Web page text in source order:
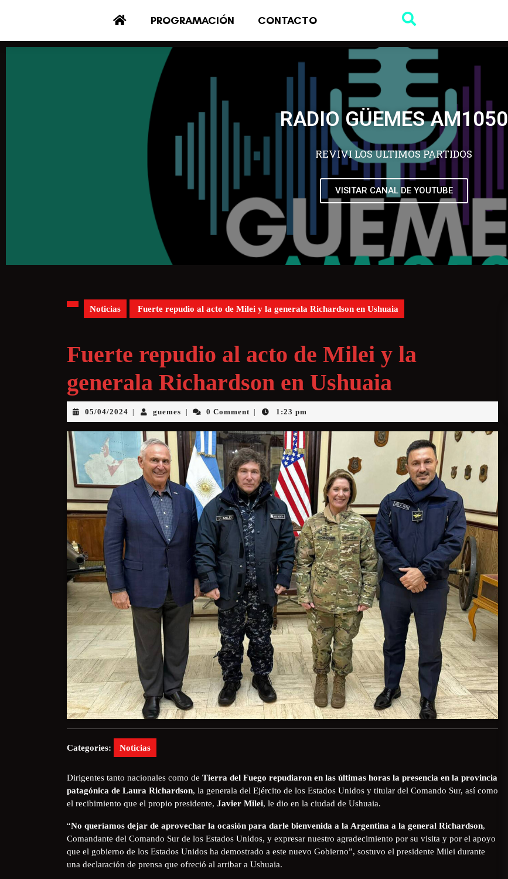
PROGRAMACIÓN CONTACTO
RADIO GÜEMES AM1050
REVIVI LOS ULTIMOS PARTIDOS
VISITAR CANAL DE YOUTUBE
Noticias Fuerte repudio al acto de Milei y la generala Richardson en Ushuaia
Fuerte repudio al acto de Milei y la
generala Richardson en Ushuaia
05/04/2024 guemes 0 Comment 1:23 pm
Categories: Noticias
Dirigentes tanto nacionales como de Tierra del Fuego repudiaron en las últimas horas la presencia en la provincia
patagónica de Laura Richardson, la generala del Ejército de los Estados Unidos y titular del Comando Sur, así como
el recibimiento que el propio presidente, Javier Milei, le dio en la ciudad de Ushuaia.
“No queríamos dejar de aprovechar la ocasión para darle bienvenida a la Argentina a la general Richardson,
Comandante del Comando Sur de los Estados Unidos, y expresar nuestro agradecimiento por su visita y por el apoyo
que el gobierno de los Estados Unidos ha demostrado a este nuevo Gobierno”, sostuvo el presidente Milei durante
una declaración de prensa que ofreció al arribar a Ushuaia.